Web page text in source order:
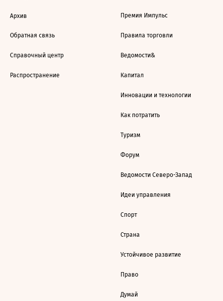
Архив
Обратная связь
Справочный центр
Распространение
Премия Импульс
Правила торговли
Ведомости&
Капитал
Инновации и технологии
Как потратить
Туризм
Форум
Ведомости Северо-Запад
Идеи управления
Спорт
Страна
Устойчивое развитие
Право
Думай